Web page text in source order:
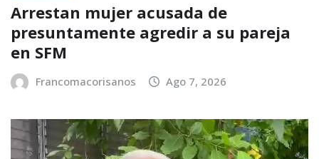
Arrestan mujer acusada de
presuntamente agredir a su pareja
en SFM
Francomacorisanos Ago 7, 2026